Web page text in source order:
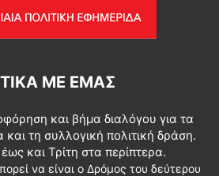
ΜΕ ΕΜΆΣ
και βήμα διαλόγου για τα
και τη συλλογική πολιτική δράση.
και Τρίτη στα περίπτερα.
να είναι ο Δρόμος του δεύτερου